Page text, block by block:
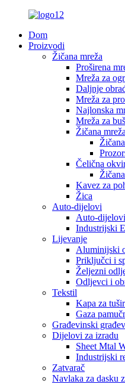
Dom
Proizvodi
Žičana mreža
Proširena
Mreža za
Daljnje
Mreža za
Najlonska
Mreža za
Žičana
Čelična
Kavez za
Žica
Auto-dijelovi
Auto-dijelovi
Industrijski
Lijevanje
Aluminijski
Priključci i
Željezni
Odljevci i
Tekstil
Kapa za
Gaza
Građevinski
Dijelovi za izradu
Sheet Mtal
Industrijski
Zatvarač
Navlaka za dasku